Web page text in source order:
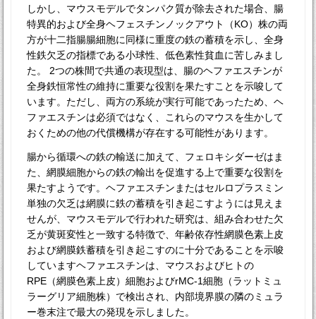
しかし、マウスモデルでタンパク質が除去された場合、腸
特異的および全身ヘフェスチンノックアウト（KO）株の両
方が十二指腸腸細胞に同様に重度の鉄の蓄積を示し、全身
性鉄欠乏の指標である小球性、低色素性貧血に苦しみまし
た。 2つの株間で共通の表現型は、腸のヘファエスチンが
全身鉄恒常性の維持に重要な役割を果たすことを示唆して
います。ただし、両方の系統が実行可能であったため、ヘ
ファエスチンは必須ではなく、これらのマウスを生かして
おくための他の代償機構が存在する可能性があります。
腸から循環への鉄の輸送に加えて、フェロキシダーゼはま
た、網膜細胞からの鉄の輸出を促進する上で重要な役割を
果たすようです。ヘファエスチンまたはセルロプラスミン
単独の欠乏は網膜に鉄の蓄積を引き起こすようには見えま
せんが、マウスモデルで行われた研究は、組み合わせた欠
乏が黄斑変性と一致する特徴で、年齢依存性網膜色素上皮
および網膜鉄蓄積を引き起こすのに十分であることを示唆
していますヘファエスチンは、マウスおよびヒトの
RPE（網膜色素上皮）細胞およびrMC-1細胞（ラットミュ
ラーグリア細胞株）で検出され、内部境界膜の隣のミュラ
ー巻末注で最大の発現を示しました。